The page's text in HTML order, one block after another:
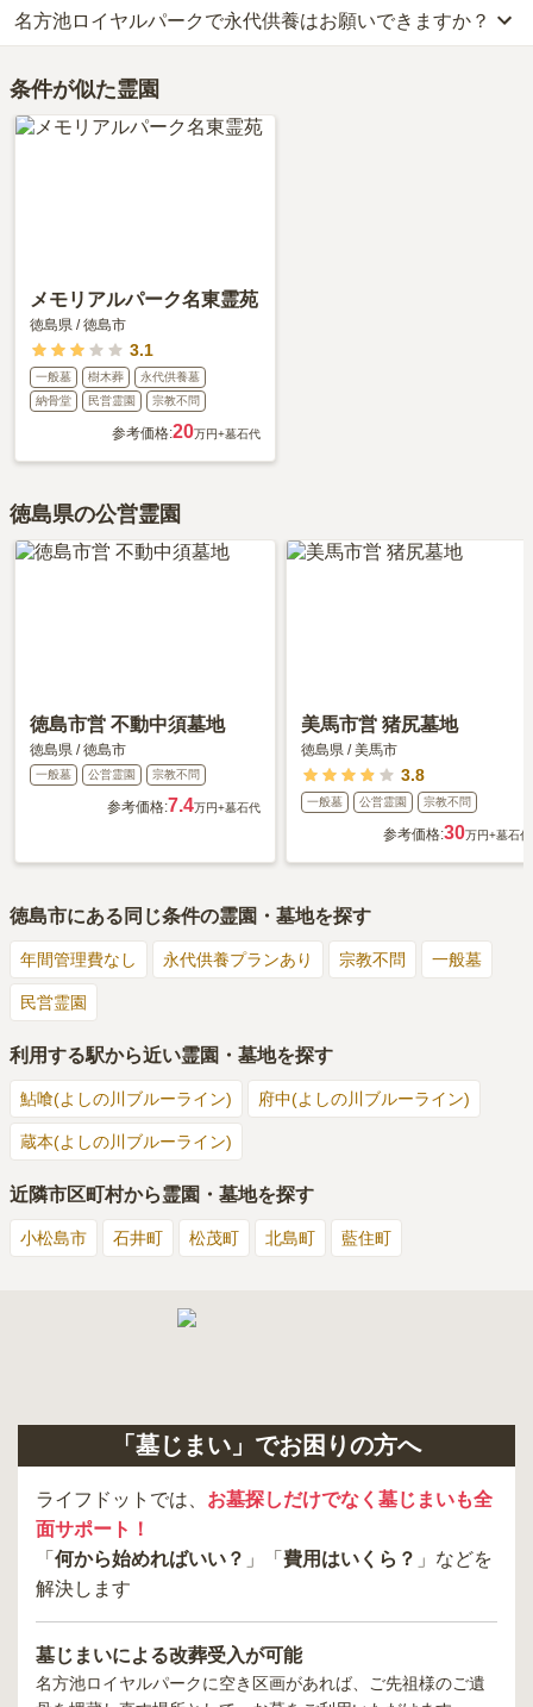
お墓は、価格が高いものがよい、安いものが悪い、という訳ではあ
きる場所を選ぶことです。
をご確認ください。
名方池ロイヤルパークの口コミはまだ投稿されておりません。
口コミはあくまで一つの目安です。資料請求や現地見学を通して、
ご自身の目で雰囲気を確認してみることをおすすめします。
名方池ロイヤルパークで永代供養はお願いできますか？
費用は、約25万円からとなっております。
名方池ロイヤルパークがある徳島県の永代供養墓の相場価格は、約
条件が似た霊園
メモリアルパーク名東霊苑
徳島県 /徳島市
3.1
一般墓 樹木葬
永代供養墓
納骨堂
民営霊園 宗教不問
参考価格:20万円+墓石代
徳島県の公営霊園
徳島市営 不動中須墓地
徳島県 /徳島市
一般墓 公営霊園 宗教不問
参考価格:7.4万円+墓石代
美馬市営 猪尻墓地
徳島県 /美馬市
3.8
一般墓 公営霊園 宗教不問
参考価格:30万円+墓石代
徳島市にある同じ条件の霊園・墓地を探す
年間管理費なし 永代供養プランあり 宗教不問 一般墓
民営霊園
利用する駅から近い霊園・墓地を探す
鮎喰(よしの川ブルーライン) 府中(よしの川ブルーライン)
蔵本(よしの川ブルーライン)
近隣市区町村から霊園・墓地を探す
小松島市 石井町 松茂町 北島町 藍住町
「墓じまい」でお困りの方へ
ライフドットでは、 お墓探しだけでなく墓じまいも全
面サポート！
「 何から始めればいい？ 」「 費用はいくら？ 」などを
解決します
墓じまいによる改葬受入が可能
名方池ロイヤルパークに空き区画があれば、ご先祖様のご遺